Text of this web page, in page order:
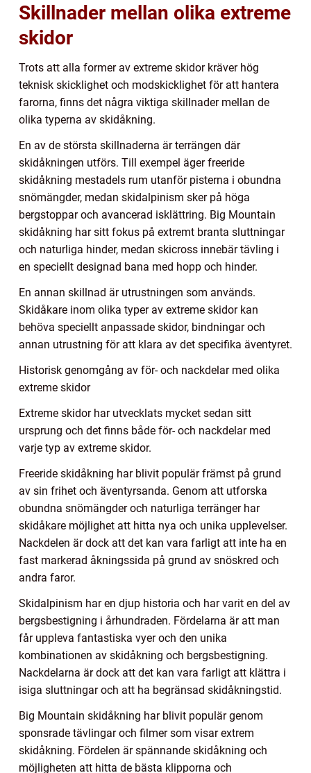
Skillnader mellan olika extreme
skidor
Trots att alla former av extreme skidor kräver hög
teknisk skicklighet och modskicklighet för att hantera
farorna, finns det några viktiga skillnader mellan de
olika typerna av skidåkning.
En av de största skillnaderna är terrängen där
skidåkningen utförs. Till exempel äger freeride
skidåkning mestadels rum utanför pisterna i obundna
snömängder, medan skidalpinism sker på höga
bergstoppar och avancerad isklättring. Big Mountain
skidåkning har sitt fokus på extremt branta sluttningar
och naturliga hinder, medan skicross innebär tävling i
en speciellt designad bana med hopp och hinder.
En annan skillnad är utrustningen som används.
Skidåkare inom olika typer av extreme skidor kan
behöva speciellt anpassade skidor, bindningar och
annan utrustning för att klara av det specifika äventyret.
Historisk genomgång av för- och nackdelar med olika
extreme skidor
Extreme skidor har utvecklats mycket sedan sitt
ursprung och det finns både för- och nackdelar med
varje typ av extreme skidor.
Freeride skidåkning har blivit populär främst på grund
av sin frihet och äventyrsanda. Genom att utforska
obundna snömängder och naturliga terränger har
skidåkare möjlighet att hitta nya och unika upplevelser.
Nackdelen är dock att det kan vara farligt att inte ha en
fast markerad åkningssida på grund av snöskred och
andra faror.
Skidalpinism har en djup historia och har varit en del av
bergsbestigning i århundraden. Fördelarna är att man
får uppleva fantastiska vyer och den unika
kombinationen av skidåkning och bergsbestigning.
Nackdelarna är dock att det kan vara farligt att klättra i
isiga sluttningar och att ha begränsad skidåkningstid.
Big Mountain skidåkning har blivit populär genom
sponsrade tävlingar och filmer som visar extrem
skidåkning. Fördelen är spännande skidåkning och
möjligheten att hitta de bästa klipporna och